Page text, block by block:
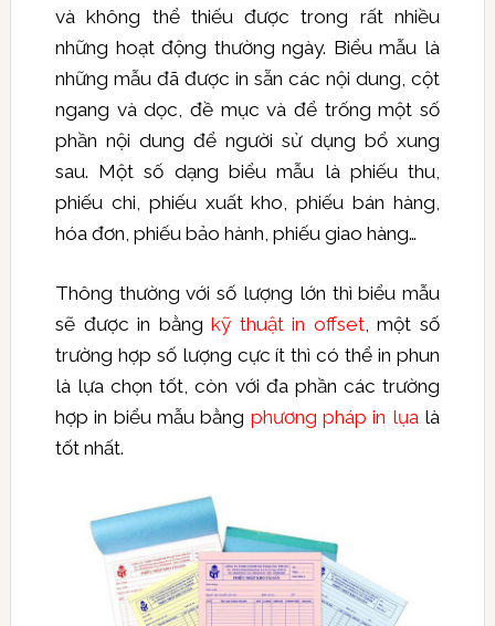
và không thể thiếu được trong rất nhiều
những hoạt động thường ngày. Biểu mẫu là
những mẫu đã được in sẵn các nội dung, cột
ngang và dọc, đề mục và để trống một số
phần nội dung để người sử dụng bổ xung
sau. Một số dạng biểu mẫu là phiếu thu,
phiếu chi, phiếu xuất kho, phiếu bán hàng,
hóa đơn, phiếu bảo hành, phiếu giao hàng…
Thông thường với số lượng lớn thì biểu mẫu
sẽ được in bằngkỹ thuật in offset, một số
trường hợp số lượng cực ít thì có thể in phun
là lựa chọn tốt, còn với đa phần các trường
hợp in biểu mẫu bằng phương pháp in lụalà
tốt nhất.